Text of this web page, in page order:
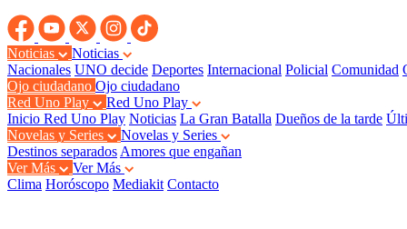
Noticias
Noticias
Nacionales UNO decide Deportes Internacional Policial Comunidad
Ojo ciudadano Ojo ciudadano
Red Uno Play
Red Uno Play
Inicio Red Uno Play Noticias La Gran Batalla Dueños de la tarde
Novelas y Series
Novelas y Series
Destinos separados Amores que engañan
Ver Más
Ver Más
Clima Horóscopo Mediakit Contacto